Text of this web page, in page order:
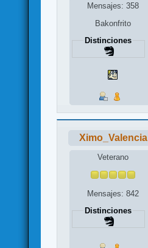
Mensajes: 358
Bakonfrito
Distinciones
Ximo_Valencia
Veterano
Mensajes: 842
Distinciones